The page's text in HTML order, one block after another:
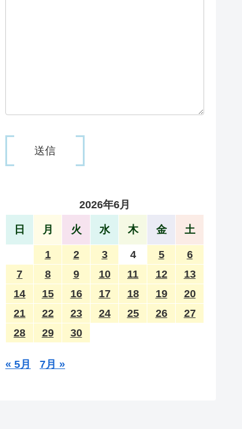
2026年6月
日 月 火 水 木 金 土
1 2 3 4 5
6
7
8 9 10 11 12
13
14
15 16 17 18 19
20
21
22 23 24 25 26
27
28
29 30
« 5月 7月 »